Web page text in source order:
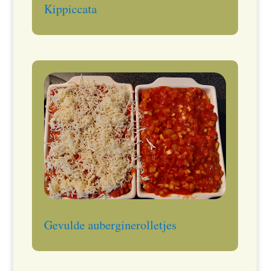
Kippiccata
Gevulde auberginerolletjes